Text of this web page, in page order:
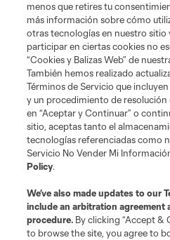
menos que retires tu
más información sobre cómo
otras tecnologías en nuestro
participar en ciertas cookies no
“Cookies y Balizas Web” de
También hemos realizado
Términos de Servicio que
y un procedimiento de resolución
en “Aceptar y Continuar” o
sitio, aceptas tanto el
tecnologías referenciadas como
Servicio No Vender Mi
Policy.
We’ve also made updates to our
include an arbitration agreement
procedure. By clicking “Accept &
to browse the site, you agree to